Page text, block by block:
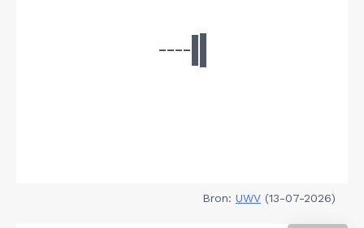
Bron: UWV (13-07-2026)